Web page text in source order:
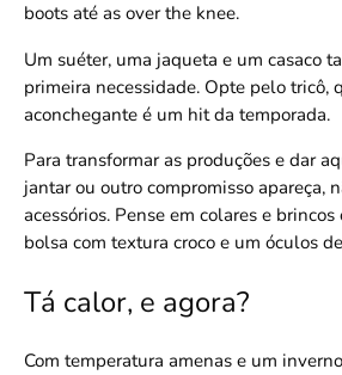
boots até as over the knee.
Um suéter, uma jaqueta e um casaco
primeira necessidade. Opte pelo tricô,
aconchegante é um hit da temporada.
Para transformar as produções e dar
jantar ou outro compromisso apareça,
acessórios. Pense em colares e
bolsa com textura croco e um óculos
Tá calor, e agora?
Com temperatura amenas e um